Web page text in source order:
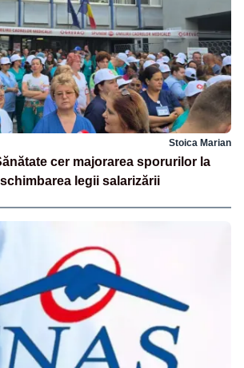
Stoica Marian
cer majorarea sporurilor la
legii salarizării